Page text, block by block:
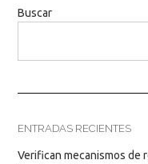
Buscar
ENTRADAS RECIENTES
Verifican mecanismos de